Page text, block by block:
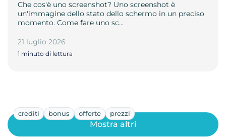
Che cos'è uno screenshot? Uno screenshot è
un'immagine dello stato dello schermo in un preciso
momento. Come fare uno sc…
21 luglio 2026
1 minuto di lettura
crediti bonus offerte prezzi
Mostra altri